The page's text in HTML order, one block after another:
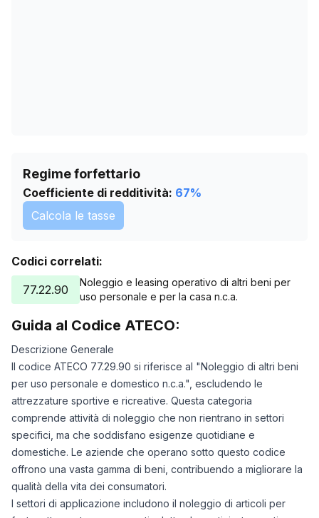
Regime forfettario
Coefficiente di redditività: 67%
Calcola le tasse
Codici correlati:
77.22.90
Noleggio e leasing operativo di altri beni per
uso personale e per la casa n.c.a.
Guida al Codice ATECO:
Descrizione Generale
Il codice ATECO 77.29.90 si riferisce al "Noleggio di altri beni
per uso personale e domestico n.c.a.", escludendo le
attrezzature sportive e ricreative. Questa categoria
comprende attività di noleggio che non rientrano in settori
specifici, ma che soddisfano esigenze quotidiane e
domestiche. Le aziende che operano sotto questo codice
offrono una vasta gamma di beni, contribuendo a migliorare la
qualità della vita dei consumatori.
I settori di applicazione includono il noleggio di articoli per